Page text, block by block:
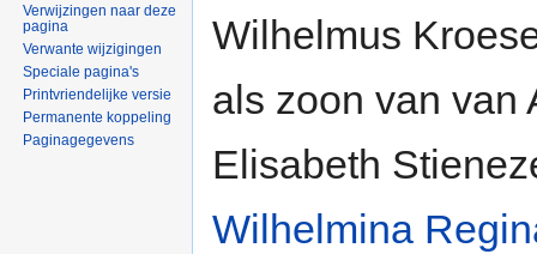
Wilhelmus
als zoon van van
Elisabeth
Wilhelmina
Verwijzingen naar deze
pagina
Verwante wijzigingen
Speciale pagina's
Printvriendelijke versie
Permanente koppeling
Paginagegevens